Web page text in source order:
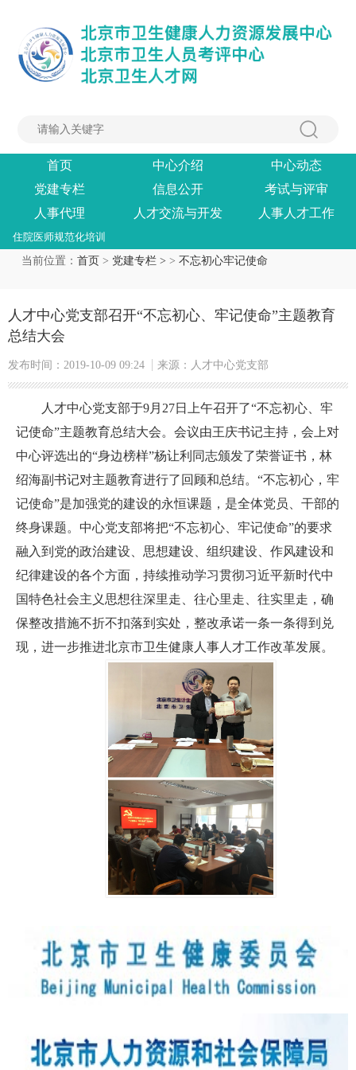
首页 中心介绍
中心动态
党建专栏
信息公开
考试与评审
人事代理
人才交流与开发 人事人才工作
住院医师规范化培训
当前位置： 首页 > 党建专栏 > > 不忘初心牢记使命
人才中心党支部召开“不忘初心、牢记使命”主题教育
总结大会
发布时间：2019-10-09 09:24 来源：人才中心党支部
人才中心党支部于9月27日上午召开了“不忘初心、牢
记使命”主题教育总结大会。会议由王庆书记主持，会上对
中心评选出的“身边榜样”杨让利同志颁发了荣誉证书，林
绍海副书记对主题教育进行了回顾和总结。“不忘初心，牢
记使命”是加强党的建设的永恒课题，是全体党员、干部的
终身课题。中心党支部将把“不忘初心、牢记使命”的要求
融入到党的政治建设、思想建设、组织建设、作风建设和
纪律建设的各个方面，持续推动学习贯彻习近平新时代中
国特色社会主义思想往深里走、往心里走、往实里走，确
保整改措施不折不扣落到实处，整改承诺一条一条得到兑
现，进一步推进北京市卫生健康人事人才工作改革发展。